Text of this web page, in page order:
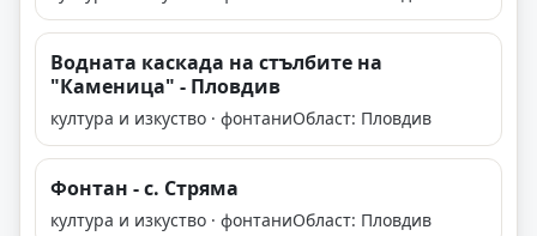
Водната каскада на стълбите на
"Каменица" - Пловдив
култура и изкуство · фонтаниОбласт: Пловдив
Фонтан - с. Стряма
култура и изкуство · фонтаниОбласт: Пловдив